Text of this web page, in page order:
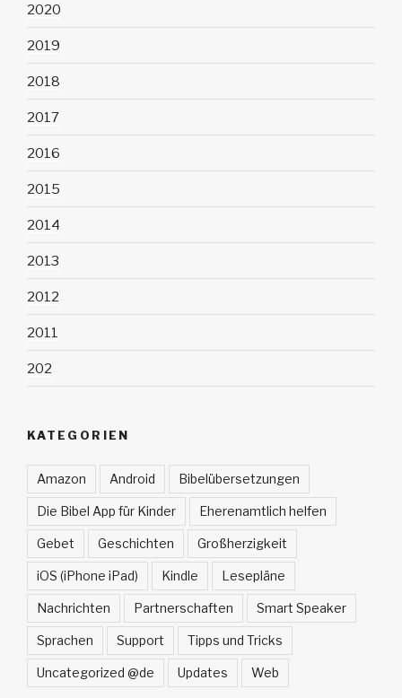
2020
2019
2018
2017
2016
2015
2014
2013
2012
2011
202
KATEGORIEN
Amazon Android Bibelübersetzungen
Die Bibel App für Kinder Eherenamtlich helfen
Gebet Geschichten Großherzigkeit
iOS (iPhone iPad) Kindle Lesepläne
Nachrichten Partnerschaften Smart Speaker
Sprachen Support Tipps und Tricks
Uncategorized @de Updates Web